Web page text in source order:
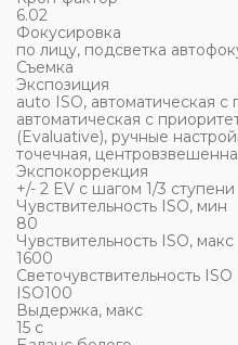
6.02
Фокусировка
по лицу, подсветка
Съемка
Экспозиция
auto ISO, автоматическая
автоматическая с
(Evaluative), ручные
точечная,
Экспокоррекция
+/- 2 EV с шагом 1/3 ступени
Чувствительность ISO, мин
80
Чувствительность ISO, макс
1600
Светочувствительность ISO
ISO100
Выдержка, макс
15 c